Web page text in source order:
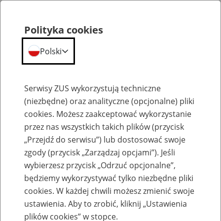
Emerytury
Baza zlikwidowanych lub
przekształconych zakładów pracy
Polityka cookies
Polski
Serwisy ZUS wykorzystują techniczne
(niezbędne) oraz analityczne (opcjonalne) pliki
cookies. Możesz zaakceptować wykorzystanie
przez nas wszystkich takich plików (przycisk
„Przejdź do serwisu”) lub dostosować swoje
zgody (przycisk „Zarządzaj opcjami”). Jeśli
wybierzesz przycisk „Odrzuć opcjonalne”,
będziemy wykorzystywać tylko niezbędne pliki
cookies. W każdej chwili możesz zmienić swoje
ustawienia. Aby to zrobić, kliknij „Ustawienia
plików cookies” w stopce.